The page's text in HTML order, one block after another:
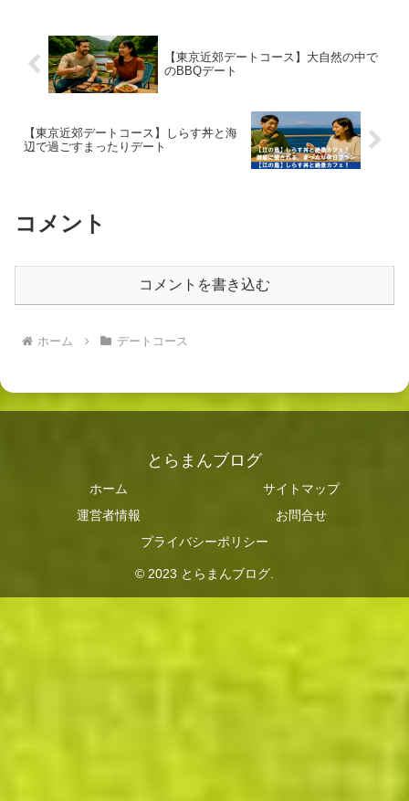
【東京近郊デートコース】大自然の中で
のBBQデート
【東京近郊デートコース】しらす丼と海
辺で過ごすまったりデート
コメント
コメントを書き込む
ホーム デートコース
とらまんブログ
ホーム
サイトマップ
運営者情報
お問合せ
プライバシーポリシー
© 2023 とらまんブログ.